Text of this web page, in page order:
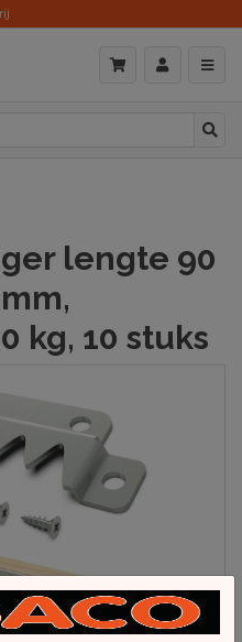
lengte 90
kg, 10 stuks